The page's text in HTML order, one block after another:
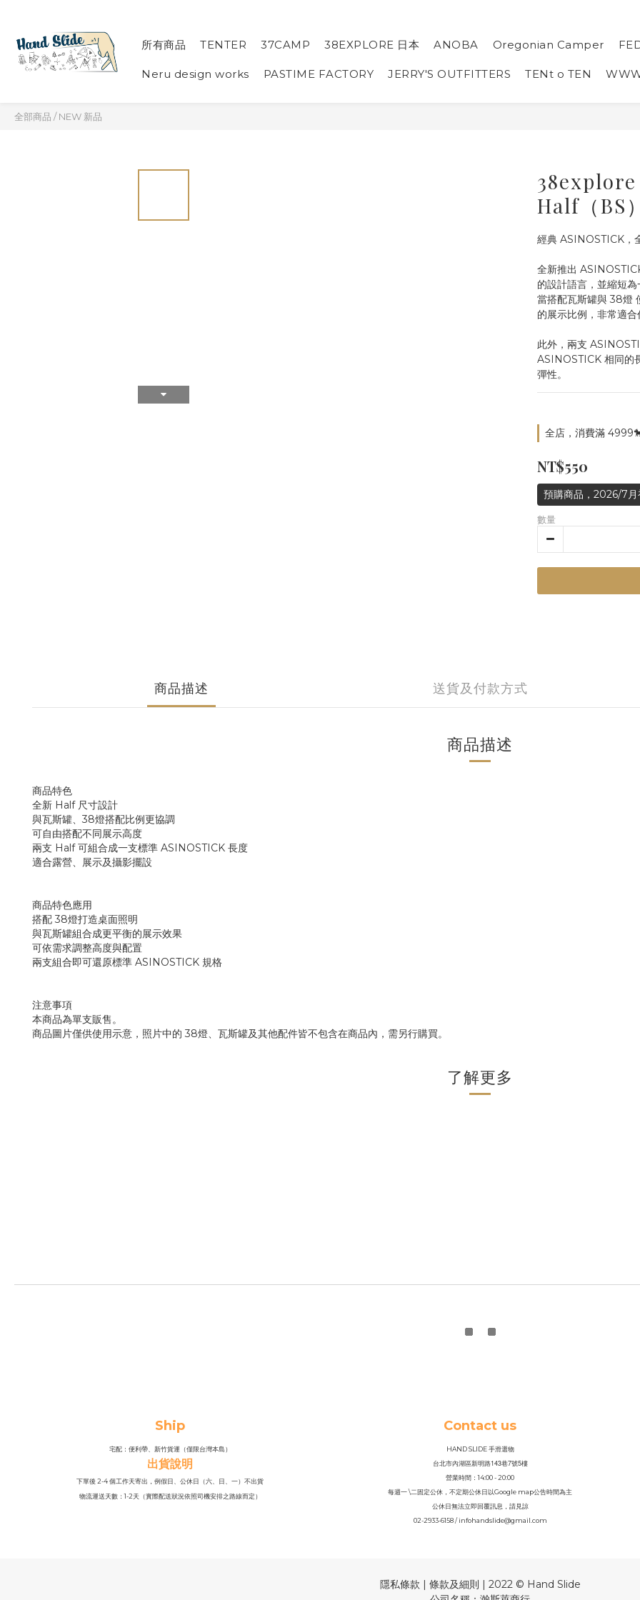
所有商品 TENTER 37CAMP 38EXPLORE 日本 ANOBA Oregonian Camper
Neru design works PASTIME FACTORY JERRY'S OUTFITTERS TENt o TEN
全部商品 /NEW 新品
38explore
Half（BS
經典 ASINOSTICK，
全新推出
的設計語言，並縮短
當搭配瓦斯罐與 38燈
的展示比例，非常適
此外，兩支
ASINOSTICK 相同的
彈性。
全店，消費滿
NT$550
預購商品，2026/7月
數量
商品描述 送貨及付款方式
商品描述
商品特色
全新 Half 尺寸設計
與瓦斯罐、38燈搭配比例更協調
可自由搭配不同展示高度
兩支 Half 可組合成一支標準 ASINOSTICK 長度
適合露營、展示及攝影擺設
商品特色應用
搭配 38燈打造桌面照明
與瓦斯罐組合成更平衡的展示效果
可依需求調整高度與配置
兩支組合即可還原標準 ASINOSTICK 規格
注意事項
本商品為單支販售。
商品圖片僅供使用示意，照片中的 38燈、瓦斯罐及其他配件皆不包含在商品內，需另行購買。
了解更多
Ship
宅配：便利帶、新竹貨運（僅限台灣本島）
出貨說明
下單後 2-4 個工作天寄出，例假日、公休日（六、日、一）不出貨
物流運送天數：1-2天（實際配送狀況依照司機安排之路線而定）
Contact us
HAND SLIDE 手滑選物
台北市內湖區新明路143巷7號5樓
營業時間：14:00 - 20:00
每週一 \二固定公休，不定期公休日以Google map公告時間為主
公休日無法立即回覆訊息，請見諒
02-2933-6158 / infohandslide@gmail.com
隱私條款 | 條款及細則 | 2022 © Hand Slide